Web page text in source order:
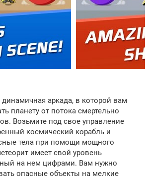
аркада, в которой вам
планету от потока смертельно
Возьмите под свое управление
космический корабль и
тела при помощи мощного
имеет свой уровень
на нем цифрами. Вам нужно
опасные объекты на мелкие